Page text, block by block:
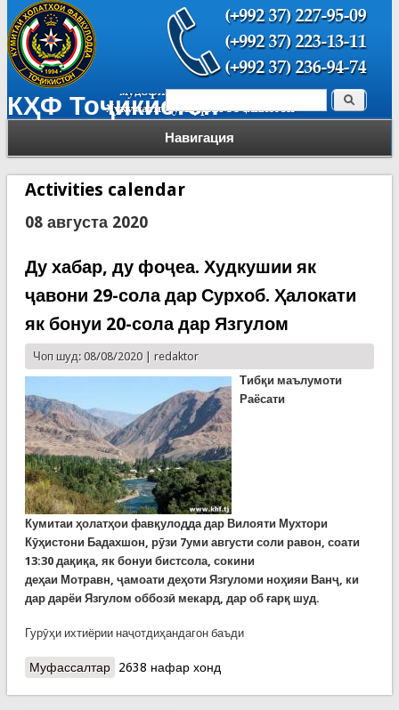
КҲФ Тоҷикистон
Навигация
Форма поиска Поиск
Activities calendar
08 августа 2020
Ду хабар, ду фоҷеа. Худкушии як
ҷавони 29-сола дар Сурхоб. Ҳалокати
як бонуи 20-сола дар Язгулом
Чоп шуд: 08/08/2020 | redaktor
Тибқи маълумоти
Раёсати
Кумитаи ҳолатҳои фавқулоддадар Вилояти Мухтори
Кӯҳистони Бадахшон, рӯзи 7уми августи соли равон, соати
13:30 дақиқа, як бонуи бистсола, сокини
деҳаи Мотравн, ҷамоати деҳоти Язгуломи ноҳияи Ванҷ, ки
дар дарёи Язгулом оббозӣ мекард, дар об ғарқ шуд.
Гурӯҳи ихтиёрии наҷотдиҳандагон баъди
Муфассалтаро Ду хабар, ду фоҷеа. Худкушии як ҷавони 29-
2638 нафар хонд